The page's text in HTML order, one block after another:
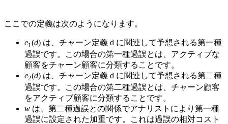
ここでの定義は次のようになります。
e1 (d) は、チャーン定義 d に関連して予想される第一種
過誤です。この場合の第一種過誤とは、アクティブな
顧客をチャーン顧客に分類することです。
e2(d) は、チャーン定義 d に関連して予想される第二種
過誤です。この場合の第二種過誤とは、チャーン顧客
をアクティブ顧客に分類することです。
w は、第二種過誤との関係でアナリストにより第一種
過誤に設定された加重です。これは過誤の相対コスト